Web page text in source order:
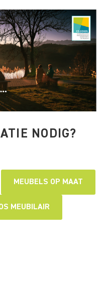
NODIG?
MEUBELS OP MAAT
MEUBILAIR